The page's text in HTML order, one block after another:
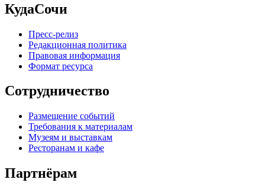
КудаСочи
Пресс-релиз
Редакционная политика
Правовая информация
Формат ресурса
Сотрудничество
Размещение событий
Требования к материалам
Музеям и выставкам
Ресторанам и кафе
Партнёрам